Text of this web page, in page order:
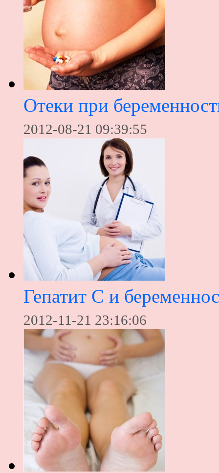
Отеки при
2012-08-21 09:39:55
Гепатит С и
2012-11-21 23:16:06